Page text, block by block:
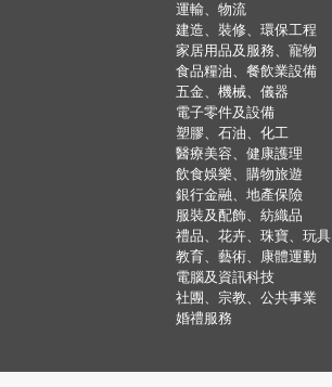
運輸、物流
建造、裝修、環保工程
家居用品及服務、寵物
食品糧油、餐飲業設備
五金、機械、儀器
電子零件及設備
塑膠、石油、化工
醫療美容、健康護理
飲食娛樂、購物旅遊
銀行金融、地產保險
服裝及配飾、紡織品
禮品、花卉、珠寶、玩具
教育、藝術、康體運動
電腦及資訊科技
社團、宗教、公共事業
婚禮服務